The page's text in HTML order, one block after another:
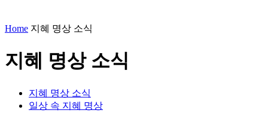
Home 지혜 명상 소식
지혜 명상 소식
지혜 명상 소식
일상 속 지혜 명상